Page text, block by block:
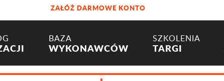
ZAŁÓŻ DARMOWE KONTO
BAZA
WYKONAWCÓW
SZKOLENIA
TARGI